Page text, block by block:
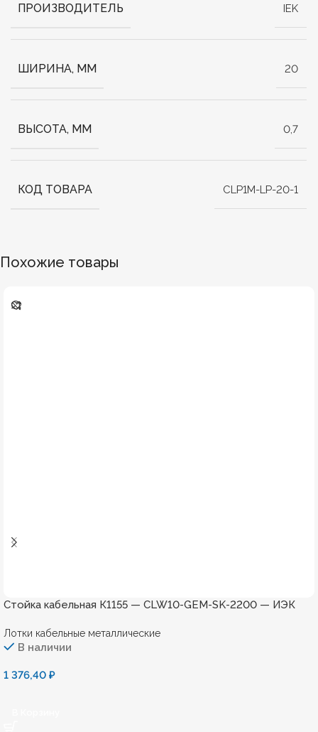
ПРОИЗВОДИТЕЛЬ IEK
ШИРИНА, ММ 20
ВЫСОТА, ММ 0,7
КОД ТОВАРА CLP1M-LP-20-1
Похожие товары
Стойка кабельная К1155 — CLW10-GEM-SK-2200 — ИЭК
Лотки кабельные металлические
В наличии
1 376,40 ₽